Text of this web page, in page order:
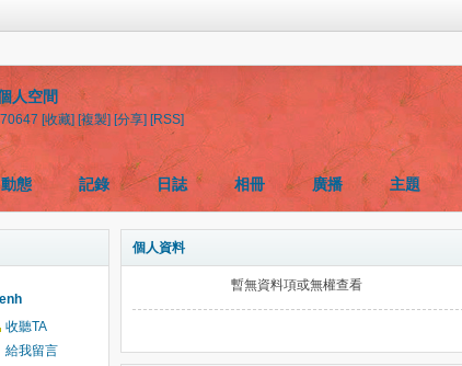
人空間
[收藏] [複製] [分享] [RSS]
動態 記錄 日誌 相冊 廣播 主題
收聽TA
給我留言
個人資料
暫無資料項或無權查看